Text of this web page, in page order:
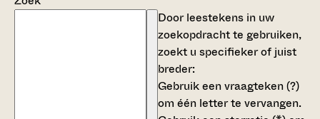
Door leestekens in uw
zoekopdracht te gebruiken,
zoekt u specifieker of juist
breder:
Gebruik eenvraagteken (?)
om één letter te vervangen.